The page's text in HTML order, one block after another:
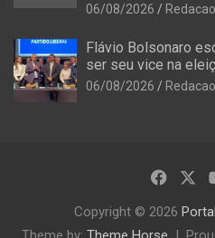
06/08/2026 Redacao
Flávio Bolsonaro
ser seu vice na
06/08/2026 Redacao
Copyright © 2026